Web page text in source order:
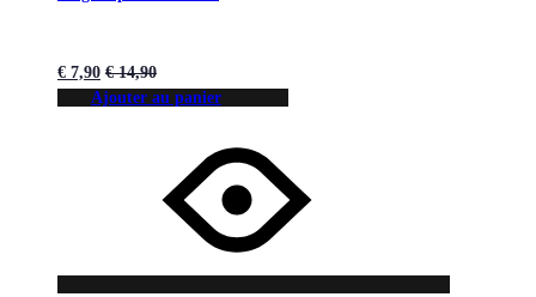
€ 7,90 €14,90
Ajouter au panier